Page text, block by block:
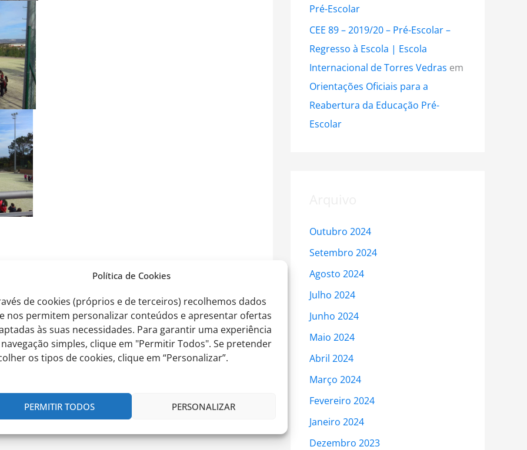
Política de Cookies
de cookies (próprios e de terceiros) recolhemos dados
nos permitem personalizar conteúdos e apresentar ofertas
às suas necessidades. Para garantir uma experiência
simples, clique em "Permitir Todos". Se pretender
os tipos de cookies, clique em “Personalizar”.
PERMITIR TODOS PERSONALIZAR
Next Artigo→
Pré-Escolar
CEE 89 – 2019/20 – Pré-Escolar –
Regresso à Escola | Escola
Internacional de Torres Vedras em
Orientações Oficiais para a
Reabertura da Educação Pré-
Escolar
Outubro 2024
Setembro 2024
Agosto 2024
Julho 2024
Junho 2024
Maio 2024
Abril 2024
Março 2024
Fevereiro 2024
Janeiro 2024
Dezembro 2023